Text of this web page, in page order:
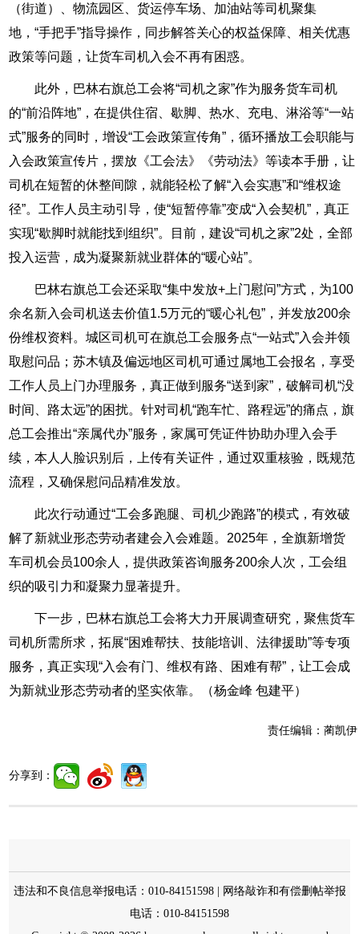
（街道）、物流园区、货运停车场、加油站等司机聚集
地，“手把手”指导操作，同步解答关心的权益保障、相关优惠
政策等问题，让货车司机入会不再有困惑。
此外，巴林右旗总工会将“司机之家”作为服务货车司机
的“前沿阵地”，在提供住宿、歇脚、热水、充电、淋浴等“一站
式”服务的同时，增设“工会政策宣传角”，循环播放工会职能与
入会政策宣传片，摆放《工会法》《劳动法》等读本手册，让
司机在短暂的休整间隙，就能轻松了解“入会实惠”和“维权途
径”。工作人员主动引导，使“短暂停靠”变成“入会契机”，真正
实现“歇脚时就能找到组织”。目前，建设“司机之家”2处，全部
投入运营，成为凝聚新就业群体的“暖心站”。
巴林右旗总工会还采取“集中发放+上门慰问”方式，为100
余名新入会司机送去价值1.5万元的“暖心礼包”，并发放200余
份维权资料。城区司机可在旗总工会服务点“一站式”入会并领
取慰问品；苏木镇及偏远地区司机可通过属地工会报名，享受
工作人员上门办理服务，真正做到服务“送到家”，破解司机“没
时间、路太远”的困扰。针对司机“跑车忙、路程远”的痛点，旗
总工会推出“亲属代办”服务，家属可凭证件协助办理入会手
续，本人人脸识别后，上传有关证件，通过双重核验，既规范
流程，又确保慰问品精准发放。
此次行动通过“工会多跑腿、司机少跑路”的模式，有效破
解了新就业形态劳动者建会入会难题。2025年，全旗新增货
车司机会员100余人，提供政策咨询服务200余人次，工会组
织的吸引力和凝聚力显著提升。
下一步，巴林右旗总工会将大力开展调查研究，聚焦货车
司机所需所求，拓展“困难帮扶、技能培训、法律援助”等专项
服务，真正实现“入会有门、维权有路、困难有帮”，让工会成
为新就业形态劳动者的坚实依靠。（杨金峰 包建平）
责任编辑： 蔺凯伊
分享到：
违法和不良信息举报电话：010-84151598 | 网络敲诈和有偿删帖举报
电话：010-84151598